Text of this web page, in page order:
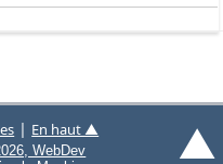
▲
| En haut ▲
WebDev